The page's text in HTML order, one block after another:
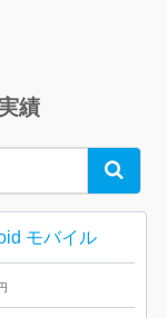
績
Search
モバイル